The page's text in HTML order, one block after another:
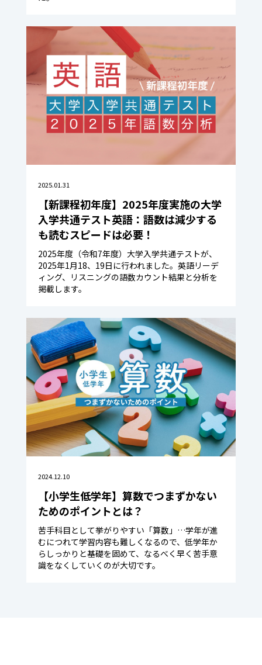
2025.01.31
【新課程初年度】2025年度実施の大学
入学共通テスト英語：語数は減少する
も読むスピードは必要！
2025年度（令和7年度）大学入学共通テストが、
2025年1月18、19日に行われました。英語リーデ
ィング、リスニングの語数カウント結果と分析を
掲載します。
2024.12.10
【小学生低学年】算数でつまずかない
ためのポイントとは？
苦手科目として挙がりやすい「算数」…学年が進
むにつれて学習内容も難しくなるので、低学年か
らしっかりと基礎を固めて、なるべく早く苦手意
識をなくしていくのが大切です。